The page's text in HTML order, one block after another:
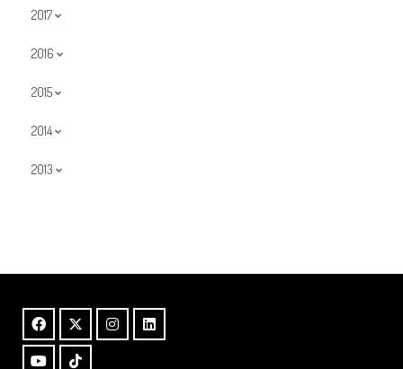
2017
2016
2015
2014
2013